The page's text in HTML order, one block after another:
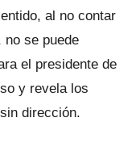
al no contar
no se puede
el presidente de
y revela los
dirección.